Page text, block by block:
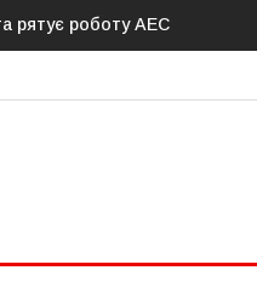
рятує роботу АЕС